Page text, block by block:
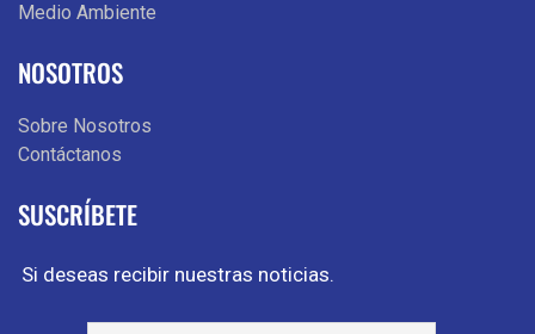
Medio Ambiente
NOSOTROS
Sobre Nosotros
Contáctanos
SUSCRÍBETE
Si deseas recibir nuestras noticias.